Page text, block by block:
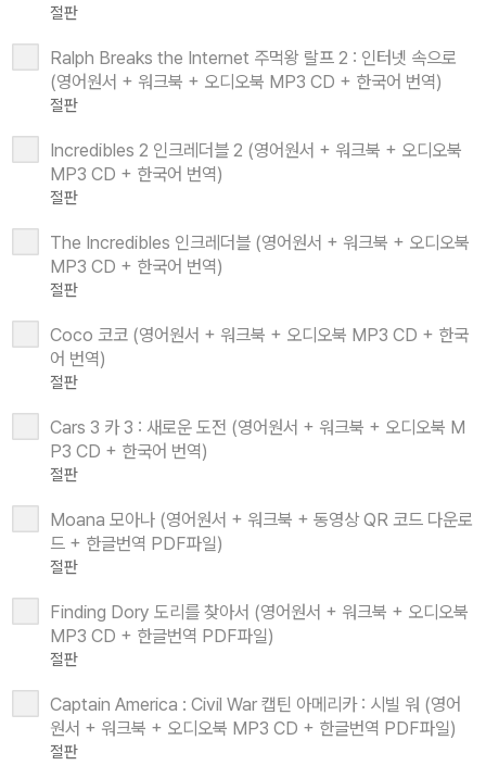
절판
Ralph Breaks the Internet 주먹왕 랄프 2 : 인터넷 속으로
(영어원서 + 워크북 + 오디오북 MP3 CD + 한국어 번역)
절판
Incredibles 2 인크레더블 2 (영어원서 + 워크북 + 오디오북
MP3 CD + 한국어 번역)
절판
The Incredibles 인크레더블 (영어원서 + 워크북 + 오디오북
MP3 CD + 한국어 번역)
절판
Coco 코코 (영어원서 + 워크북 + 오디오북 MP3 CD + 한국
어 번역)
절판
Cars 3 카 3 : 새로운 도전 (영어원서 + 워크북 + 오디오북 M
P3 CD + 한국어 번역)
절판
Moana 모아나 (영어원서 + 워크북 + 동영상 QR 코드 다운로
드 + 한글번역 PDF파일)
절판
Finding Dory 도리를 찾아서 (영어원서 + 워크북 + 오디오북
MP3 CD + 한글번역 PDF파일)
절판
Captain America : Civil War 캡틴 아메리카 : 시빌 워 (영어
원서 + 워크북 + 오디오북 MP3 CD + 한글번역 PDF파일)
절판